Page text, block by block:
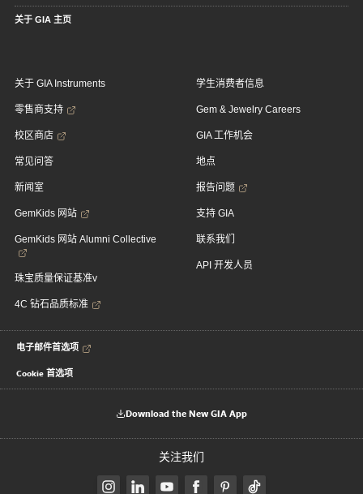
关于 GIA 主页
关于 GIA Instruments
零售商支持
校区商店
常见问答
新闻室
GemKids 网站
GemKids 网站 Alumni Collective
珠宝质量保证基准v
4C 钻石品质标准
学生消费者信息
Gem & Jewelry Careers
GIA 工作机会
地点
报告问题
支持 GIA
联系我们
API 开发人员
电子邮件首选项
Cookie 首选项
Download the New GIA App
关注我们